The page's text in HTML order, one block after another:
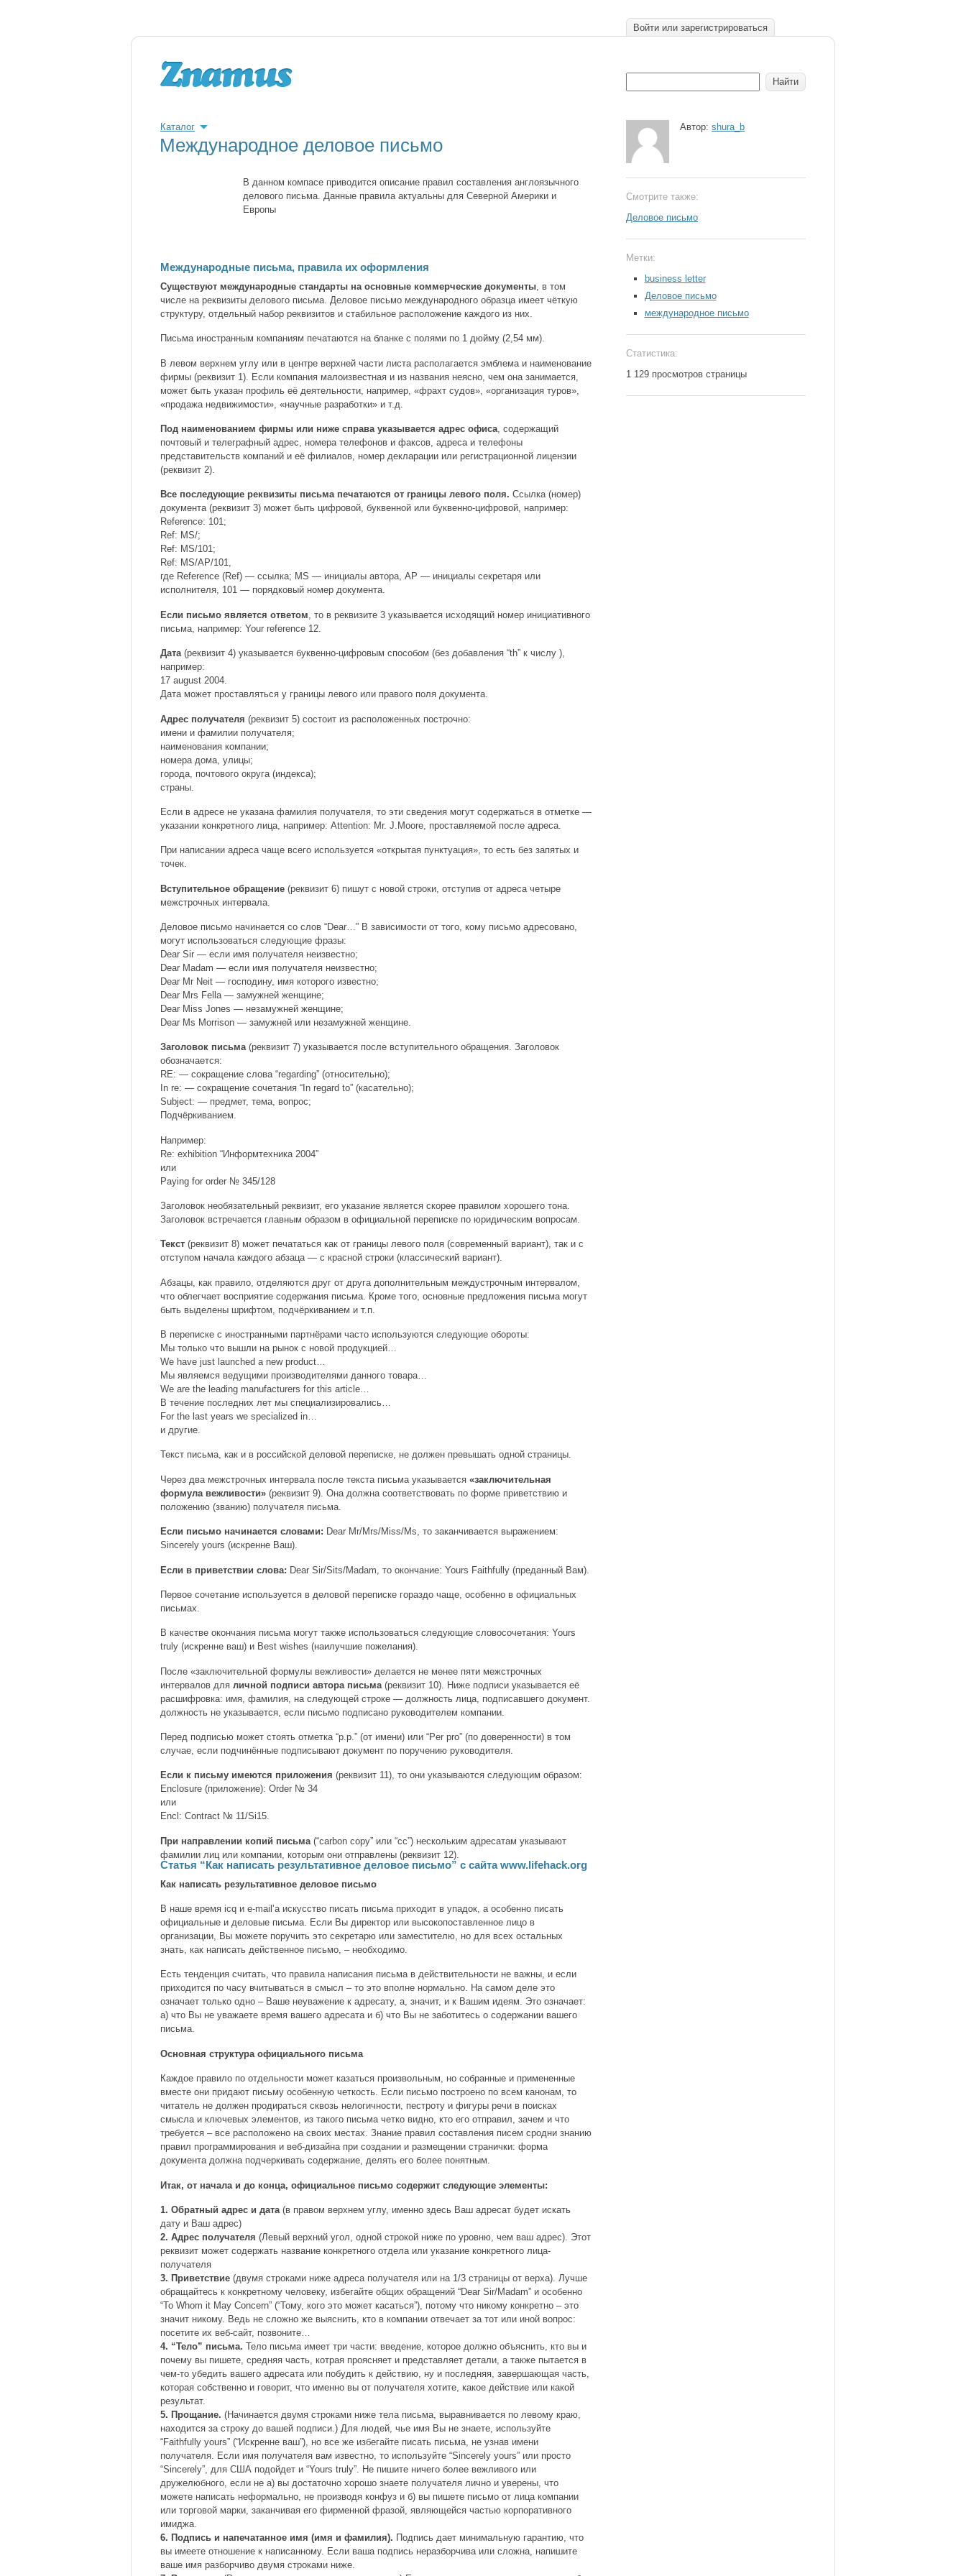
Войти или зарегистрироваться
Каталог
Международное деловое письмо
В данном компасе приводится описание правил составления англоязычного
делового письма. Данные правила актуальны для Северной Америки и
Европы
Международные письма, правила их оформления
Существуют международные стандарты на основные коммерческие документы, в том
числе на реквизиты делового письма. Деловое письмо международного образца имеет чёткую
структуру, отдельный набор реквизитов и стабильное расположение каждого из них.
Письма иностранным компаниям печатаются на бланке с полями по 1 дюйму (2,54 мм).
В левом верхнем углу или в центре верхней части листа располагается эмблема и наименование
фирмы (реквизит 1). Если компания малоизвестная и из названия неясно, чем она занимается,
может быть указан профиль её деятельности, например, «фрахт судов», «организация туров»,
«продажа недвижимости», «научные разработки» и т.д.
Под наименованием фирмы или ниже справа указывается адрес офиса, содержащий
почтовый и телеграфный адрес, номера телефонов и факсов, адреса и телефоны
представительств компаний и её филиалов, номер декларации или регистрационной лицензии
(реквизит 2).
Все последующие реквизиты письма печатаются от границы левого поля. Ссылка (номер)
документа (реквизит 3) может быть цифровой, буквенной или буквенно-цифровой, например:
Reference: 101;
Ref: MS/;
Ref: MS/101;
Ref: MS/AP/101,
где Reference (Ref) — ссылка; MS — инициалы автора, АР — инициалы секретаря или
исполнителя, 101 — порядковый номер документа.
Если письмо является ответом , то в реквизите 3 указывается исходящий номер инициативного
письма, например: Your reference 12.
Дата(реквизит 4) указывается буквенно-цифровым способом (без добавления “th” к числу ),
например:
17 august 2004.
Дата может проставляться у границы левого или правого поля документа.
Адрес получателя (реквизит 5) состоит из расположенных построчно:
имени и фамилии получателя;
наименования компании;
номера дома, улицы;
города, почтового округа (индекса);
страны.
Если в адресе не указана фамилия получателя, то эти сведения могут содержаться в отметке —
указании конкретного лица, например: Attention: Mr. J.Moore, проставляемой после адреса.
При написании адреса чаще всего используется «открытая пунктуация», то есть без запятых и
точек.
Вступительное обращение (реквизит 6) пишут с новой строки, отступив от адреса четыре
межстрочных интервала.
Деловое письмо начинается со слов “Dear…” В зависимости от того, кому письмо адресовано,
могут использоваться следующие фразы:
Dear Sir — если имя получателя неизвестно;
Dear Madam — если имя получателя неизвестно;
Dear Mr Neit — господину, имя которого известно;
Dear Mrs Fella — замужней женщине;
Dear Miss Jones — незамужней женщине;
Dear Ms Morrison — замужней или незамужней женщине.
Заголовок письма(реквизит 7) указывается после вступительного обращения. Заголовок
обозначается:
RE: — сокращение слова “regarding” (относительно);
In re: — сокращение сочетания “In regard to” (касательно);
Subject: — предмет, тема, вопрос;
Подчёркиванием.
Например:
Re: exhibition “Информтехника 2004”
или
Paying for order № 345/128
Заголовок необязательный реквизит, его указание является скорее правилом хорошего тона.
Заголовок встречается главным образом в официальной переписке по юридическим вопросам.
Текст (реквизит 8) может печататься как от границы левого поля (современный вариант), так и с
отступом начала каждого абзаца — с красной строки (классический вариант).
Абзацы, как правило, отделяются друг от друга дополнительным междустрочным интервалом,
что облегчает восприятие содержания письма. Кроме того, основные предложения письма могут
быть выделены шрифтом, подчёркиванием и т.п.
В переписке с иностранными партнёрами часто используются следующие обороты:
Мы только что вышли на рынок с новой продукцией…
We have just launched a new product…
Мы являемся ведущими производителями данного товара…
We are the leading manufacturers for this article…
В течение последних лет мы специализировались…
For the last years we specialized in…
и другие.
Текст письма, как и в российской деловой переписке, не должен превышать одной страницы.
Через два межстрочных интервала после текста письма указывается «заключительная
формула вежливости» (реквизит 9). Она должна соответствовать по форме приветствию и
положению (званию) получателя письма.
Если письмо начинается словами: Dear Mr/Mrs/Miss/Ms, то заканчивается выражением:
Sincerely yours (искренне Ваш).
Если в приветствии слова: Dear Sir/Sits/Madam, то окончание: Yours Faithfully (преданный Вам).
Первое сочетание используется в деловой переписке гораздо чаще, особенно в официальных
письмах.
В качестве окончания письма могут также использоваться следующие словосочетания: Yours
truly (искренне ваш) и Best wishes (наилучшие пожелания).
После «заключительной формулы вежливости» делается не менее пяти межстрочных
интервалов для личной подписи автора письма (реквизит 10). Ниже подписи указывается её
расшифровка: имя, фамилия, на следующей строке — должность лица, подписавшего документ.
должность не указывается, если письмо подписано руководителем компании.
Перед подписью может стоять отметка “p.p.” (от имени) или “Per pro” (по доверенности) в том
случае, если подчинённые подписывают документ по поручению руководителя.
Если к письму имеются приложения (реквизит 11), то они указываются следующим образом:
Enclosure (приложение): Order № 34
или
Encl: Contract № 11/Si15.
При направлении копий письма (“carbon copy” или “cc”) нескольким адресатам указывают
фамилии лиц или компании, которым они отправлены (реквизит 12).
Статья “Как написать результативное деловое письмо” с сайта www.lifehack.org
Как написать результативное деловое письмо
В наше время icq и e-mail’a искусство писать письма приходит в упадок, а особенно писать
официальные и деловые письма. Если Вы директор или высокопоставленное лицо в
организации, Вы можете поручить это секретарю или заместителю, но для всех остальных
знать, как написать действенное письмо, – необходимо.
Есть тенденция считать, что правила написания письма в действительности не важны, и если
приходится по часу вчитываться в смысл – то это вполне нормально. На самом деле это
означает только одно – Ваше неуважение к адресату, а, значит, и к Вашим идеям. Это означает:
а) что Вы не уважаете время вашего адресата и б) что Вы не заботитесь о содержании вашего
письма.
Основная структура официального письма
Каждое правило по отдельности может казаться произвольным, но собранные и примененные
вместе они придают письму особенную четкость. Если письмо построено по всем канонам, то
читатель не должен продираться сквозь нелогичности, пестроту и фигуры речи в поисках
смысла и ключевых элементов, из такого письма четко видно, кто его отправил, зачем и что
требуется – все расположено на своих местах. Знание правил составления писем сродни знанию
правил программирования и веб-дизайна при создании и размещении странички: форма
документа должна подчеркивать содержание, делять его более понятным.
Итак, от начала и до конца, официальное письмо содержит следующие элементы:
1. Обратный адрес и дата (в правом верхнем углу, именно здесь Ваш адресат будет искать
дату и Ваш адрес)
2. Адрес получателя (Левый верхний угол, одной строкой ниже по уровню, чем ваш адрес). Этот
реквизит может содержать название конкретного отдела или указание конкретного лица-
получателя
3. Приветствие (двумя строками ниже адреса получателя или на 1/3 страницы от верха). Лучше
обращайтесь к конкретному человеку, избегайте общих обращений “Dear Sir/Madam” и особенно
“To Whom it May Concern” (“Тому, кого это может касаться”), потому что никому конкретно – это
значит никому. Ведь не сложно же выяснить, кто в компании отвечает за тот или иной вопрос:
посетите их веб-сайт, позвоните…
4. “Тело” письма. Тело письма имеет три части: введение, которое должно объяснить, кто вы и
почему вы пишете, средняя часть, котрая проясняет и представляет детали, а также пытается в
чем-то убедить вашего адресата или побудить к действию, ну и последняя, завершающая часть,
которая собственно и говорит, что именно вы от получателя хотите, какое действие или какой
результат.
5. Прощание. (Начинается двумя строками ниже тела письма, выравнивается по левому краю,
находится за строку до вашей подписи.) Для людей, чье имя Вы не знаете, используйте
“Faithfully yours” (“Искренне ваш”), но все же избегайте писать письма, не узнав имени
получателя. Если имя получателя вам известно, то используйте “Sincerely yours” или просто
“Sincerely”, для США подойдет и “Yours truly”. Не пишите ничего более вежливого или
дружелюбного, если не а) вы достаточно хорошо знаете получателя лично и уверены, что
можете написать неформально, не производя конфуз и б) вы пишете письмо от лица компании
или торговой марки, заканчивая его фирменной фразой, являющейся частью корпоративного
имиджа.
6. Подпись и напечатанное имя (имя и фамилия). Подпись дает минимальную гарантию, что
вы имеете отношение к написанному. Если ваша подпись неразборчива или сложна, напишите
ваше имя разборчиво двумя строками ниже.
Автор: shura_b
Смотрите также:
Деловое письмо
Метки:
business letter
Деловое письмо
международное письмо
Статистика:
1 129 просмотров страницы